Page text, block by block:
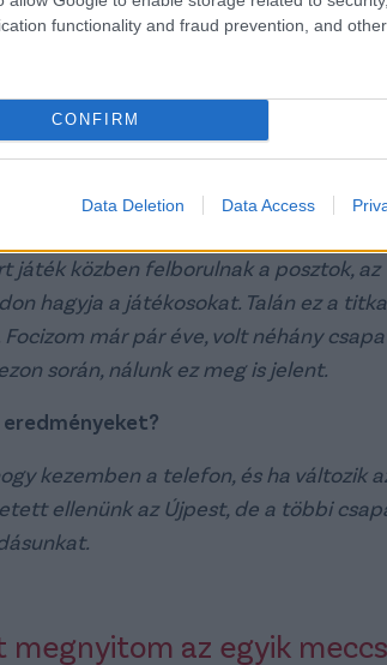
functionality and fraud prevention, and
CONFIRM
Data Deletion Data Access
most rájött, mit
mondott, mi csak
játék közben felborulnak a posztok, az
hagyja a játékosokat. Talán ez a
már pár éve, volt néhány
során, nálunk ez meg is jelent.
kezemben a telefon, és ha változik
ellenünk az Újpest, de a többi
megnyitom az egyik